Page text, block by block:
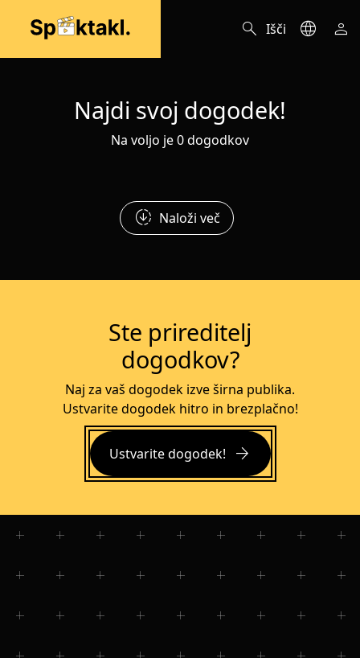
search Išči language person
Najdi svoj dogodek!
Na voljo je 0 dogodkov
downloading Naloži več
Ste prireditelj
dogodkov?
Naj za vaš dogodek izve širna publika.
Ustvarite dogodek hitro in brezplačno!
Ustvarite dogodek! arrow_forward